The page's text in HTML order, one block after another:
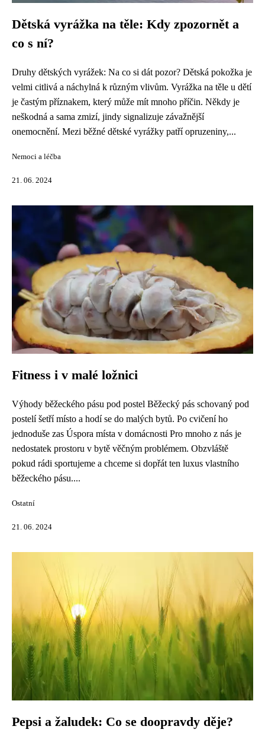
Dětská vyrážka na těle: Kdy zpozornět a
co s ní?
Druhy dětských vyrážek: Na co si dát pozor? Dětská pokožka je
velmi citlivá a náchylná k různým vlivům. Vyrážka na těle u dětí
je častým příznakem, který může mít mnoho příčin. Někdy je
neškodná a sama zmizí, jindy signalizuje závažnější
onemocnění. Mezi běžné dětské vyrážky patří opruzeniny,...
Nemoci a léčba
21. 06. 2024
Fitness i v malé ložnici
Výhody běžeckého pásu pod postel Běžecký pás schovaný pod
postelí šetří místo a hodí se do malých bytů. Po cvičení ho
jednoduše zas Úspora místa v domácnosti Pro mnoho z nás je
nedostatek prostoru v bytě věčným problémem. Obzvláště
pokud rádi sportujeme a chceme si dopřát ten luxus vlastního
běžeckého pásu....
Ostatní
21. 06. 2024
Pepsi a žaludek: Co se doopravdy děje?